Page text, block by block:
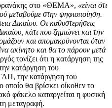
στο «ΘΕΜΑ», «είναι ότι
μεταβούμε στην ψηφιοποίηση.
Δικαίου. Οι καθυστερήσεις
κάτι που ζημιώνει και την
και απομακρύνονται όταν
ακίνητο και θα το πάρουν μετά
τονίζει ότι η κατάργηση της
κατάργηση του
την κατάργηση του
οποίο θα βρίσκει οίκοθεν το
φάκελο καταργείται η φυσική
μεταγραφή.